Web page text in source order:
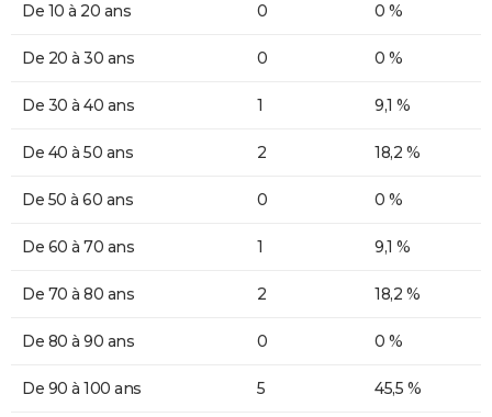
De 10 à 20 ans 0 0 %
De 20 à 30 ans 0 0 %
De 30 à 40 ans 1 9,1 %
De 40 à 50 ans 2 18,2 %
De 50 à 60 ans 0 0 %
De 60 à 70 ans 1 9,1 %
De 70 à 80 ans 2 18,2 %
De 80 à 90 ans 0 0 %
De 90 à 100 ans 5 45,5 %